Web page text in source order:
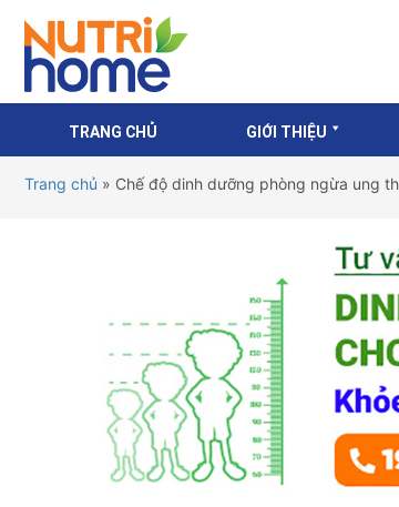
TRANG CHỦ GIỚI THIỆU
Trang chủ » Chế độ dinh dưỡng phòng ngừa ung